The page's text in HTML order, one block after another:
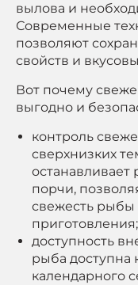
вылова и
Современные
позволяют
свойств и
Вот почему
выгодно и
контроль
сверхнизких
останавливает
порчи,
свежесть рыбы
приготовления;
доступность
рыба доступна
календарного